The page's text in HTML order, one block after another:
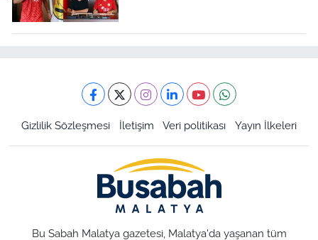
Gizlilik Sözleşmesi İletişim Veri politikası Yayın İlkeleri
Bu Sabah Malatya gazetesi, Malatya'da yaşanan tüm